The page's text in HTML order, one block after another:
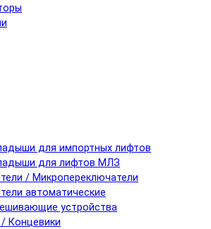
для импортных лифтов
для лифтов МЛЗ
/ Микропереключатели
автоматические
устройства
Концевики